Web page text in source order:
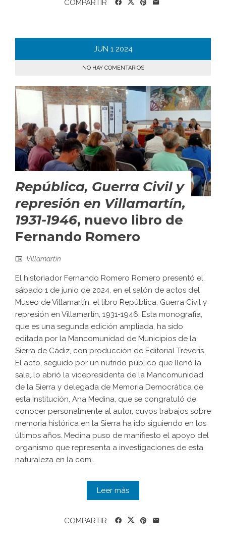
COMPARTIR
JUN 1 2024
NO HAY COMENTARIOS
República, Guerra Civil y
represión en Villamartín,
1931-1946, nuevo libro de
Fernando Romero
Villamartín
El historiador Fernando Romero Romero presentó el
sábado 1 de junio de 2024, en el salón de actos del
Museo de Villamartín, el libro República, Guerra Civil y
represión en Villamartín, 1931-1946, Esta monografía,
que es una segunda edición ampliada, ha sido
editada por la Mancomunidad de Municipios de la
Sierra de Cádiz, con producción de Editorial Tréveris.
El acto, seguido por un nutrido público que llenó la
sala, lo abrió la vicepresidenta de la Mancomunidad
de la Sierra y delegada de Memoria Democrática de
esta institución, Ana Medina, que se congratuló de
conocer personalmente al autor, cuyos trabajos sobre
memoria histórica en la Sierra ha ido siguiendo en los
últimos años. Medina puso de manifiesto el apoyo del
organismo que representa a investigaciones de esta
naturaleza en la com...
Leer más
COMPARTIR